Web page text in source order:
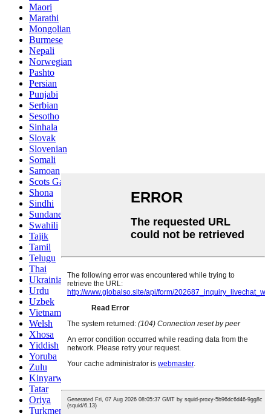
Maori
Marathi
Mongolian
Burmese
Nepali
Norwegian
Pashto
Persian
Punjabi
Serbian
Sesotho
Sinhala
Slovak
Slovenian
Somali
Samoan
Scots Gaelic
Shona
Sindhi
Sundanese
Swahili
Tajik
Tamil
Telugu
Thai
Ukrainian
Urdu
Uzbek
Vietnamese
Welsh
Xhosa
Yiddish
Yoruba
Zulu
Kinyarwanda
Tatar
Oriya
Turkmen